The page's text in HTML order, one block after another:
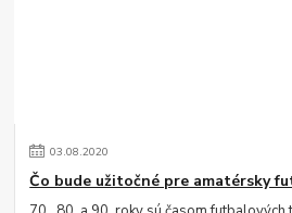
03.08.2020
Čo bude užitočné pre amatérsky